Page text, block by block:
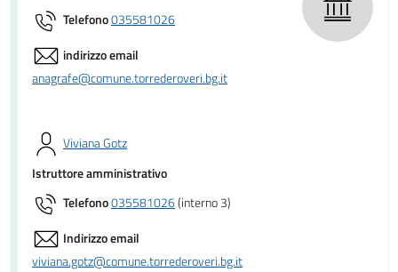
Telefono035581026
indirizzo email
anagrafe@comune.torrederoveri.bg.it
Viviana Gotz
Istruttore amministrativo
Telefono035581026(interno 3)
Indirizzo email
viviana.gotz@comune.torrederoveri.bg.it